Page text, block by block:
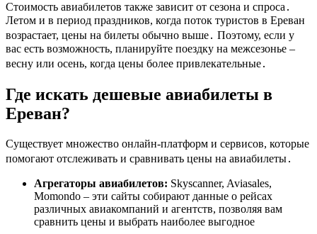
Стоимость авиабилетов также зависит от сезона и спроса․
Летом и в период праздников, когда поток туристов в Ереван
возрастает, цены на билеты обычно выше․ Поэтому, если у
вас есть возможность, планируйте поездку на межсезонье –
весну или осень, когда цены более привлекательные․
Где искать дешевые авиабилеты в
Ереван?
Существует множество онлайн-платформ и сервисов, которые
помогают отслеживать и сравнивать цены на авиабилеты․
Агрегаторы авиабилетов: Skyscanner, Aviasales,
Momondo – эти сайты собирают данные о рейсах
различных авиакомпаний и агентств, позволяя вам
сравнить цены и выбрать наиболее выгодное